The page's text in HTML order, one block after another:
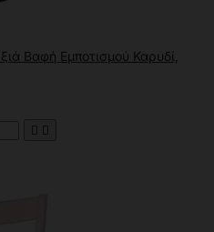
Βαφή Εμποτισμού Καρυδί,
 